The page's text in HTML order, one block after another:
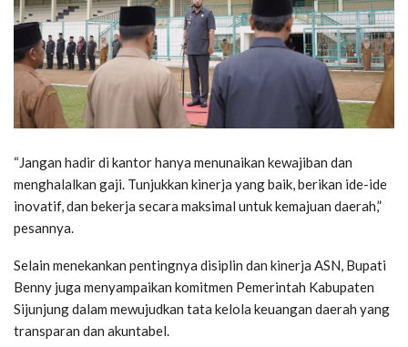
“Jangan hadir di kantor hanya menunaikan kewajiban dan
menghalalkan gaji. Tunjukkan kinerja yang baik, berikan ide-ide
inovatif, dan bekerja secara maksimal untuk kemajuan daerah,”
pesannya.
Selain menekankan pentingnya disiplin dan kinerja ASN, Bupati
Benny juga menyampaikan komitmen Pemerintah Kabupaten
Sijunjung dalam mewujudkan tata kelola keuangan daerah yang
transparan dan akuntabel.